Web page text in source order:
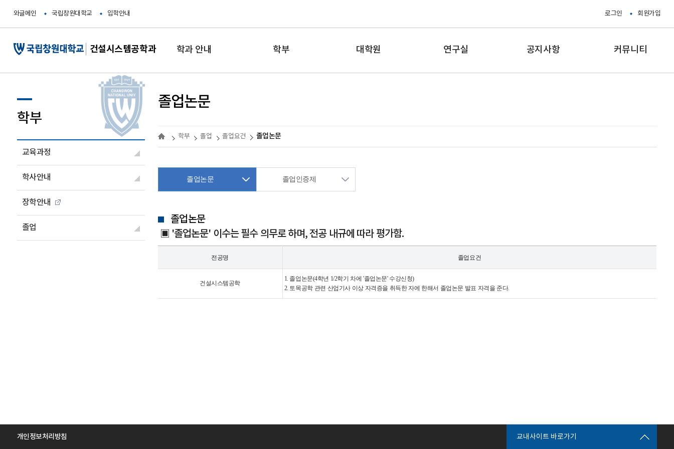
와글메인 국립창원대학교 입학안내 로그인 회원가입
건설시스템공학과 학과 안내 학부 대학원 연구실 공지사항 커뮤니티
학부
교육과정
학사안내
장학안내
졸업
졸업논문
학부 졸업 졸업요건 졸업논문
졸업논문 졸업인증제
졸업논문
▣ '졸업논문' 이수는 필수 의무로 하며, 전공 내규에 따라 평가함.
전공명 졸업요건
건설시스템공학
1. 졸업논문(4학년 1/2학기 차에 '졸업논문' 수강신청)
2. 토목공학 관련 산업기사 이상 자격증을 취득한 자에 한해서 졸업논문 발표 자격을 준다.
개인정보처리방침 교내사이트 바로가기